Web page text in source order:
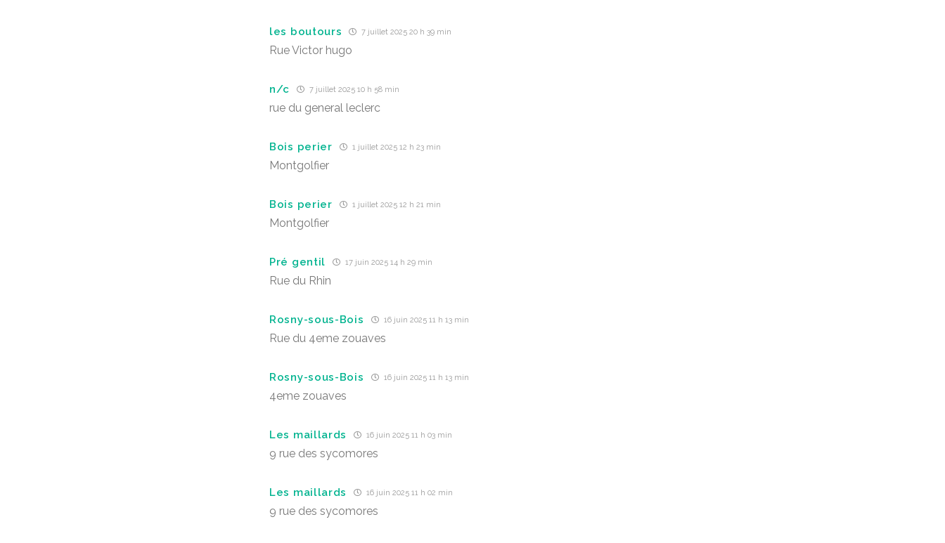
les boutours 7 juillet 2025 20 h 39 min
Rue Victor hugo
n/c 7 juillet 2025 10 h 58 min
rue du general leclerc
Bois perier 1 juillet 2025 12 h 23 min
Montgolfier
Bois perier 1 juillet 2025 12 h 21 min
Montgolfier
Pré gentil 17 juin 2025 14 h 29 min
Rue du Rhin
Rosny-sous-Bois 16 juin 2025 11 h 13 min
Rue du 4eme zouaves
Rosny-sous-Bois 16 juin 2025 11 h 13 min
4eme zouaves
Les maillards 16 juin 2025 11 h 03 min
9 rue des sycomores
Les maillards 16 juin 2025 11 h 02 min
9 rue des sycomores